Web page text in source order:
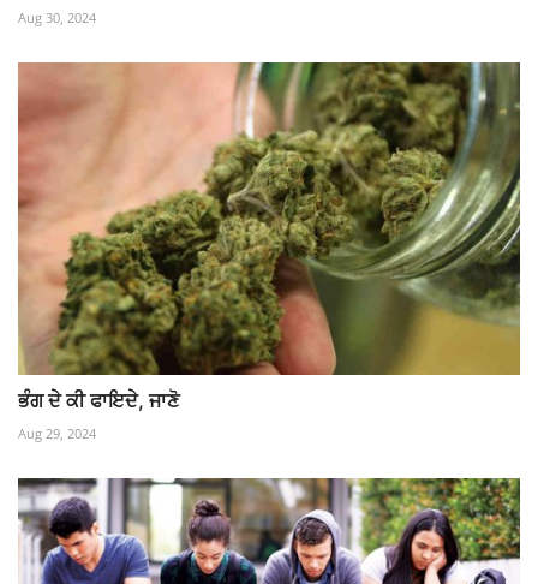
Aug 30, 2024
ਭੰਗ ਦੇ ਕੀ ਫਾਇਦੇ, ਜਾਣੋ
Aug 29, 2024